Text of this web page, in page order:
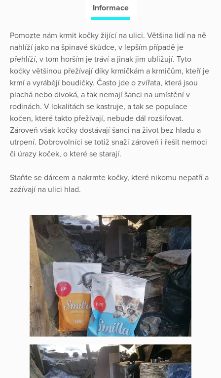
Informace
Pomozte nám krmit kočky žijící na ulici. Většina lidí na ně
nahlíží jako na špinavé škůdce, v lepším případě je
přehlíží, v tom horším je tráví a jinak jim ubližují. Tyto
kočky většinou přežívají díky krmičkám a krmičům, kteří je
krmí a vyrábějí boudičky. Často jde o zvířata, která jsou
plachá nebo divoká, a tak nemají šanci na umístění v
rodinách. V lokalitách se kastruje, a tak se populace
kočen, které takto přežívají, nebude dál rozšiřovat.
Zároveň však kočky dostávají šanci na život bez hladu a
utrpení. Dobrovolníci se totiž snaží zároveň i řešit nemoci
či úrazy koček, o které se starají.
Staňte se dárcem a nakrmte kočky, které nikomu nepatří a
zažívají na ulici hlad.